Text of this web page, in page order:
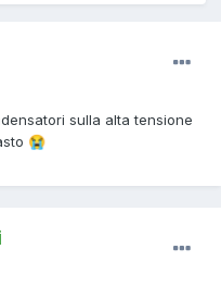
sulla alta tensione
😭